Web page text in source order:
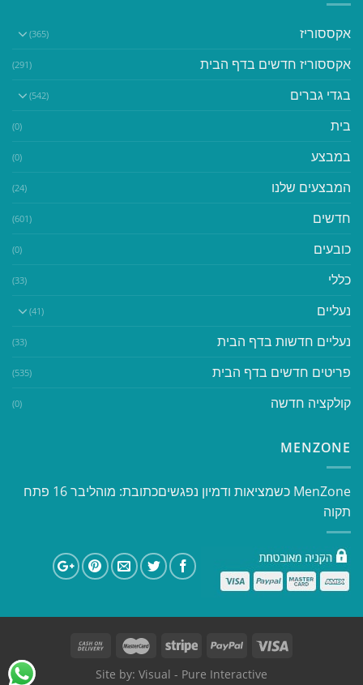
אקססוריז (365)
אקססוריז חדשים בדף הבית (291)
בגדי גברים (542)
בית (0)
במבצע (0)
המבצעים שלנו (24)
חדשים (601)
כובעים (0)
כללי (33)
נעליים (41)
נעליים חדשות בדף הבית (33)
פריטים חדשים בדף הבית (535)
קולקציה חדשה (0)
MENZONE
​​MenZone כשמציאות ודמיון נפגשים​ כתובת: מוהליבר 16 פתח
תקוה
Site by: Visual - Pure Interactive